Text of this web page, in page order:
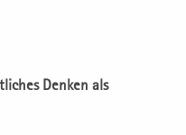
Denken als